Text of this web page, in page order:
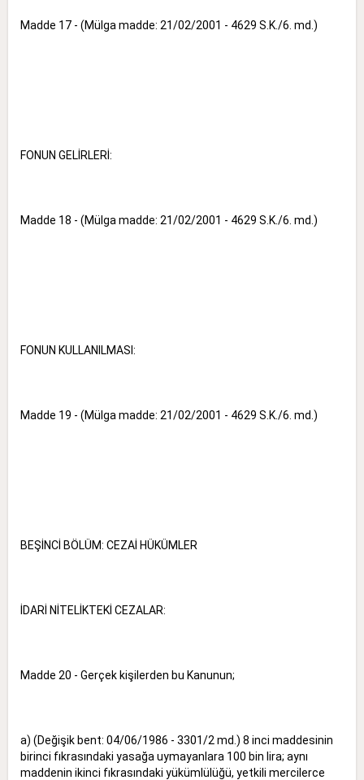
Madde 17 - (Mülga madde: 21/02/2001 - 4629 S.K./6. md.)
FONUN GELİRLERİ:
Madde 18 - (Mülga madde: 21/02/2001 - 4629 S.K./6. md.)
FONUN KULLANILMASI:
Madde 19 - (Mülga madde: 21/02/2001 - 4629 S.K./6. md.)
BEŞİNCİ BÖLÜM: CEZAİ HÜKÜMLER
İDARİ NİTELİKTEKİ CEZALAR:
Madde 20 - Gerçek kişilerden bu Kanunun;
a) (Değişik bent: 04/06/1986 - 3301/2 md.) 8 inci maddesinin
birinci fıkrasındaki yasağa uymayanlara 100 bin lira; aynı
maddenin ikinci fıkrasındaki yükümlülüğü, yetkili mercilerce